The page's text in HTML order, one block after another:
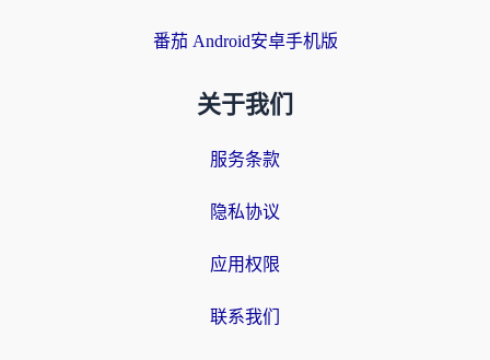
番茄 Android安卓手机版
关于我们
服务条款
隐私协议
应用权限
联系我们